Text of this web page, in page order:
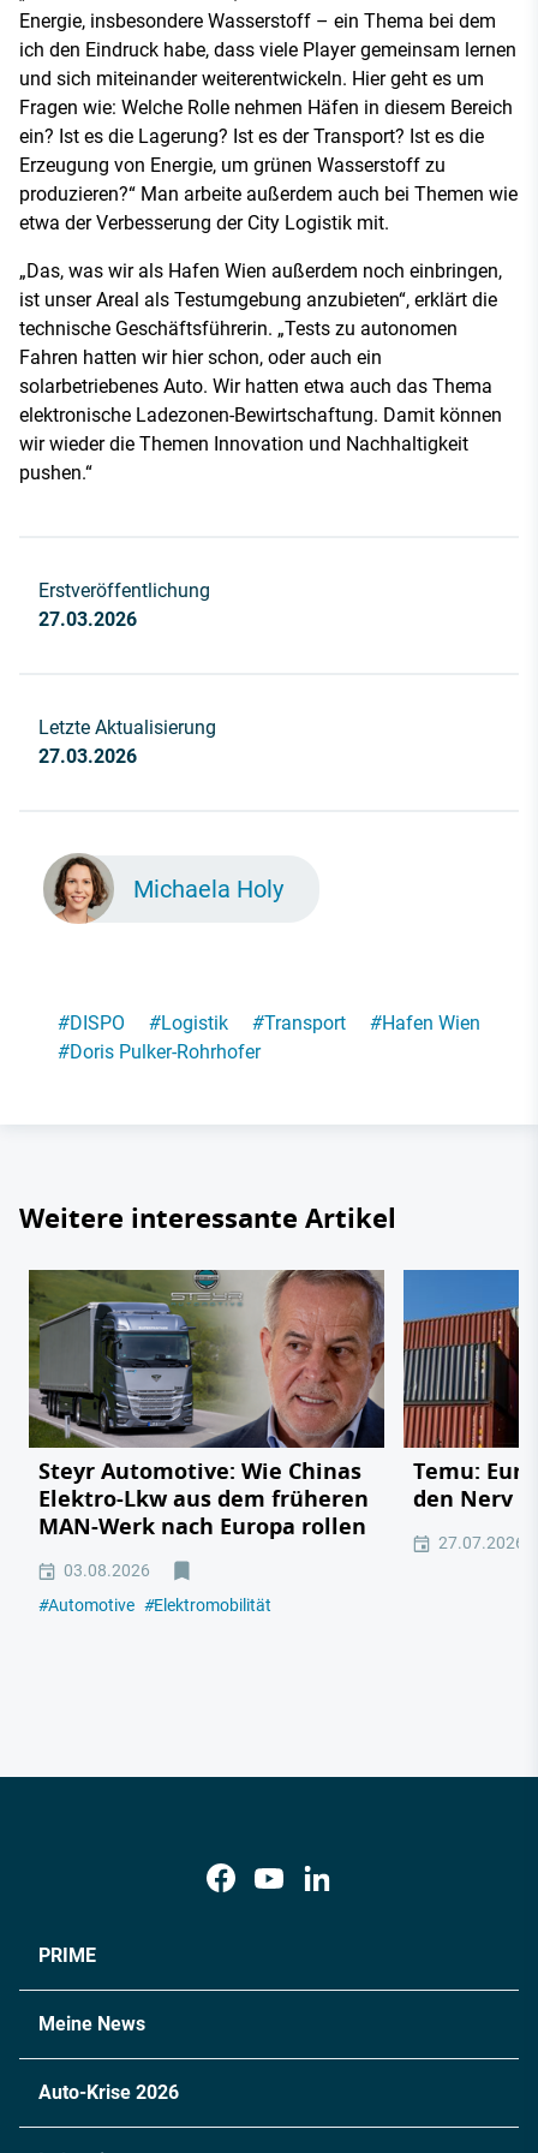
Energie, insbesondere Wasserstoff – ein Thema bei dem
ich den Eindruck habe, dass viele Player gemeinsam lernen
und sich miteinander weiterentwickeln. Hier geht es um
Fragen wie: Welche Rolle nehmen Häfen in diesem Bereich
ein? Ist es die Lagerung? Ist es der Transport? Ist es die
Erzeugung von Energie, um grünen Wasserstoff zu
produzieren?“ Man arbeite außerdem auch bei Themen wie
etwa der Verbesserung der City Logistik mit.
„Das, was wir als Hafen Wien außerdem noch einbringen,
ist unser Areal als Testumgebung anzubieten“, erklärt die
technische Geschäftsführerin. „Tests zu autonomen
Fahren hatten wir hier schon, oder auch ein
solarbetriebenes Auto. Wir hatten etwa auch das Thema
elektronische Ladezonen-Bewirtschaftung. Damit können
wir wieder die Themen Innovation und Nachhaltigkeit
pushen.“
Erstveröffentlichung
27.03.2026
Letzte Aktualisierung
27.03.2026
Michaela Holy
#DISPO #Logistik #Transport #Hafen Wien
#Doris Pulker-Rohrhofer
Weitere interessante Artikel
Steyr Automotive: Wie Chinas
Elektro-Lkw aus dem früheren
MAN-Werk nach Europa rollen
03.08.2026
#Automotive #Elektromobilität
Temu:
den Nerv
27.07.2026
PRIME
Meine News
Auto-Krise 2026